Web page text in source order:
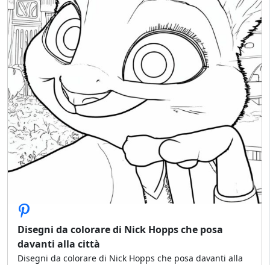
Disegni da colorare di Nick Hopps che posa
davanti alla città
Disegni da colorare di Nick Hopps che posa davanti alla